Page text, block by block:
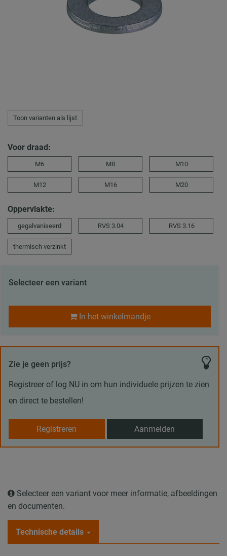
Toon varianten als lijst
Voor draad:
M6 M8 M10
M12 M16 M20
Oppervlakte:
gegalvaniseerd RVS 3.04 RVS 3.16
thermisch verzinkt
Selecteer een variant
In het winkelmandje
Zie je geen prijs?
Registreer of log NU in om hun individuele prijzen te zien
en direct te bestellen!
Registreren Aanmelden
Selecteer een variant voor meer informatie, afbeeldingen
en documenten.
Technische details